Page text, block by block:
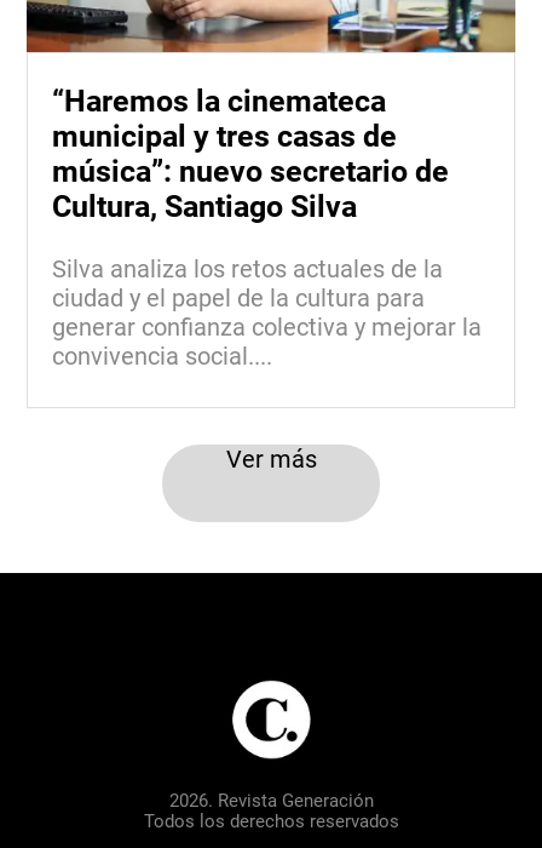
“Haremos la cinemateca
municipal y tres casas de
música”: nuevo secretario de
Cultura, Santiago Silva
Silva analiza los retos actuales de la
ciudad y el papel de la cultura para
generar confianza colectiva y mejorar la
convivencia social....
Ver más
2026. Revista Generación
Todos los derechos reservados